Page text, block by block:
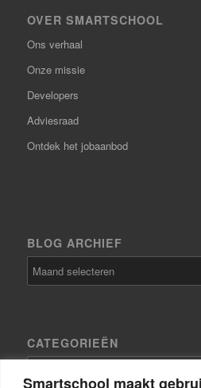
Smartschool maakt
OVER SMARTSCHOOL
Ons verhaal
Onze missie
Developers
Adviesraad
Ontdek het jobaanbod
BLOG ARCHIEF
CATEGORIEËN
Categorieën